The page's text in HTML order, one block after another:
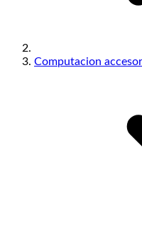
Computacion